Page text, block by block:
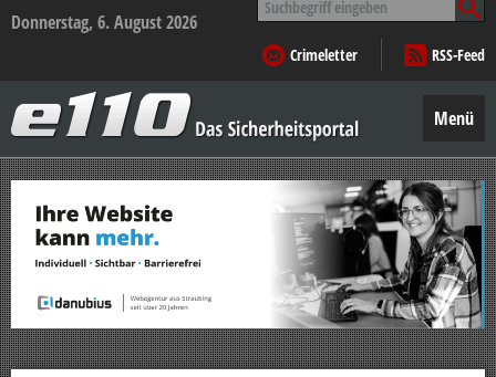
Donnerstag, 6. August 2026
nach:
Crimeletter
RSS-Feed
–
Das
Sicherheitsportal
Menü
Zum
Inhalt
springen